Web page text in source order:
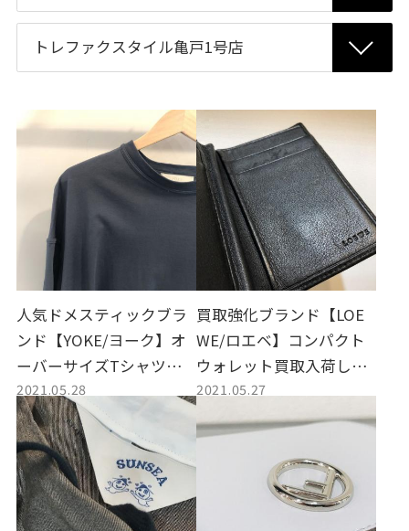
人気ドメスティックブラ
ンド【YOKE/ヨーク】オ
ーバーサイズTシャツ入
荷致しました。
2021.05.28
買取強化ブランド【LOE
WE/ロエベ】コンパクト
ウォレット買取入荷しま
した！
2021.05.27